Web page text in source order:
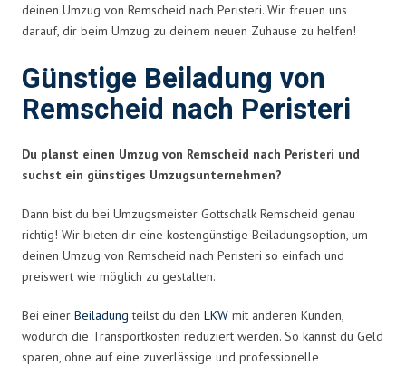
deinen Umzug von Remscheid nach Peristeri. Wir freuen uns
darauf, dir beim Umzug zu deinem neuen Zuhause zu helfen!
Günstige Beiladung von
Remscheid nach Peristeri
Du planst einen Umzug von Remscheid nach Peristeri und
suchst ein günstiges Umzugsunternehmen?
Dann bist du bei Umzugsmeister Gottschalk Remscheid genau
richtig! Wir bieten dir eine kostengünstige Beiladungsoption, um
deinen Umzug von Remscheid nach Peristeri so einfach und
preiswert wie möglich zu gestalten.
Bei einer Beiladung teilst du den LKW mit anderen Kunden,
wodurch die Transportkosten reduziert werden. So kannst du Geld
sparen, ohne auf eine zuverlässige und professionelle